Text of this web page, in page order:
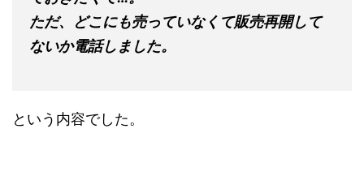
ただ、どこにも売っていなくて販売再開して
ないか電話しました。
という内容でした。